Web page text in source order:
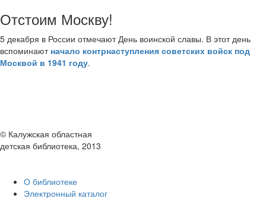
Отстоим Москву!
5 декабря в России отмечают День воинской славы. В этот день
вспоминают начало контрнаступления советских войск под
Москвой в 1941 году.
© Калужская областная
детская библиотека, 2013
О библиотеке
Электронный каталог